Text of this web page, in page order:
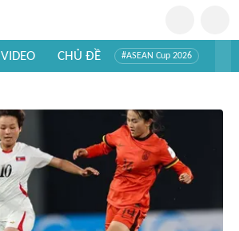
VIDEO CHỦ ĐỀ #ASEAN Cup 2026